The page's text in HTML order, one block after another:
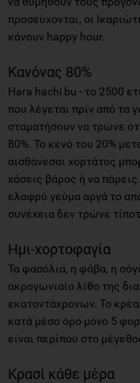
προσεύχονται, οι
κάνουν happy hour.
Κανόνας 80%
Hara hachi bu - το 2500
που λέγεται πριν από τα
σταματήσουν να τρώνε
80%. Το κενό του 20%
αισθάνεσαι χορτάτος
χάσεις βάρος ή να
ελαφρύ γεύμα αργά το
συνέχεια δεν τρώνε
Ημι-χορτοφαγία
Τα φασόλια, η φάβα, η
ακρογωνιαίο λίθο της
εκατοντάχρονων. Το
κατά μέσο όρο μόνο 5
είναι περίπου στο
Κρασί κάθε μέρα